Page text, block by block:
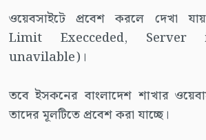
ওয়েবসাইটে প্রবেশ করলে দেখা
Limit Execceded, Server
unavilable)।
তবে ইসকনের বাংলাদেশ শাখার
তাদের মূলটিতে প্রবেশ করা যাচ্ছে।